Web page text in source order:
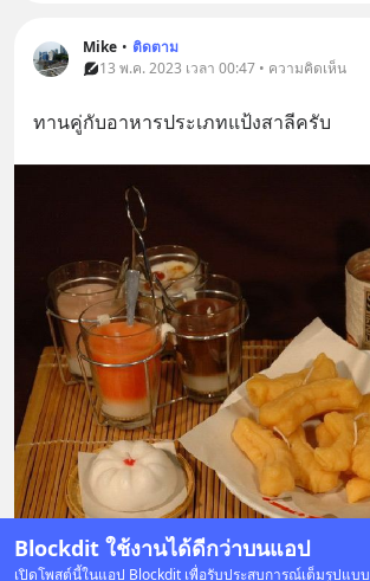
Blockdit ใช้งานได้ดีกว่าบนแอป
เปิดโพสต์นี้ในแอป Blockdit เพื่อรับประสบการณ์เต็มรูปแบบ
Mike • ติดตาม
13 พ.ค. 2023 เวลา 00:47 • ความคิดเห็น
ทานคู่กับอาหารประเภทแป้งสาลีครับ